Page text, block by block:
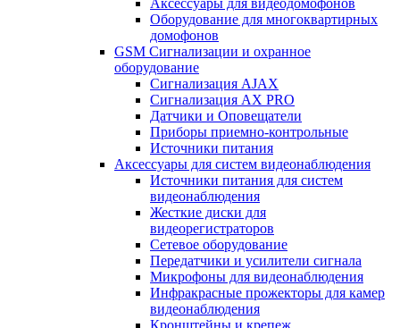
Аксессуары для видеодомофонов
Оборудование для многоквартирных
домофонов
GSM Сигнализации и охранное
оборудование
Сигнализация AJAX
Сигнализация AX PRO
Датчики и Оповещатели
Приборы приемно-контрольные
Источники питания
Аксессуары для систем видеонаблюдения
Источники питания для систем
видеонаблюдения
Жесткие диски для
видеорегистраторов
Сетевое оборудование
Передатчики и усилители сигнала
Микрофоны для видеонаблюдения
Инфракрасные прожекторы для камер
видеонаблюдения